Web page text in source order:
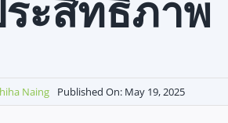
ะสิทธิภาพ
Naing Published On: May 19, 2025